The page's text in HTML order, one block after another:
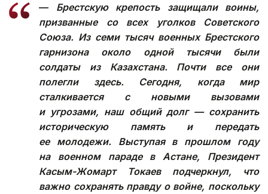
— Брестскую крепость защищали воины,
призванные со всех уголков Советского
Союза. Из семи тысяч военных Брестского
гарнизона около одной тысячи были
солдаты из Казахстана. Почти все они
полегли здесь. Сегодня, когда мир
сталкивается с новыми вызовами
и угрозами, наш общий долг — сохранить
историческую память и передать
ее молодежи. Выступая в прошлом году
на военном параде в Астане, Президент
Касым-Жомарт Токаев подчеркнул, что
важно сохранять правду о войне, поскольку